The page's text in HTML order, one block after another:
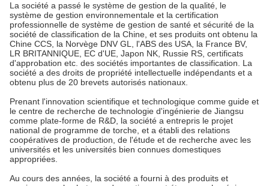
La société a passé le système de gestion de la qualité, le
système de gestion environnementale et la certification
professionnelle de système de gestion de santé et sécurité de la
société de classification de la Chine, et ses produits ont obtenu la
Chine CCS, la Norvège DNV GL, l'ABS des USA, la France BV,
LR BRITANNIQUE, EC d'UE, Japon NK, Russie RS, certificats
d'approbation etc. des sociétés importantes de classification. La
société a des droits de propriété intellectuelle indépendants et a
obtenu plus de 20 brevets autorisés nationaux.
Prenant l'innovation scientifique et technologique comme guide et
le centre de recherche de technologie d'ingénierie de Jiangsu
comme plate-forme de R&D, la société a entrepris le projet
national de programme de torche, et a établi des relations
coopératives de production, de l'étude et de recherche avec les
universités et les universités bien connues domestiques
appropriées.
Au cours des années, la société a fourni à des produits et